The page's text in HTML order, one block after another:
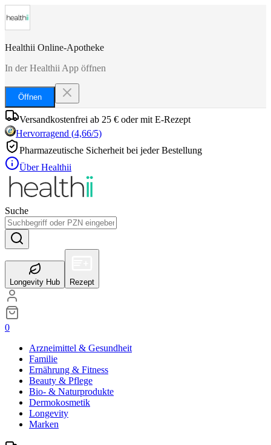
Healthii Online-Apotheke
In der Healthii App öffnen
Öffnen
Versandkostenfrei ab 25 € oder mit E-Rezept
Hervorragend (4,66/5)
Pharmazeutische Sicherheit bei jeder Bestellung
Über Healthii
Suche
Longevity Hub Rezept
0
Arzneimittel & Gesundheit
Familie
Ernährung & Fitness
Beauty & Pflege
Bio- & Naturprodukte
Dermokosmetik
Longevity
Marken